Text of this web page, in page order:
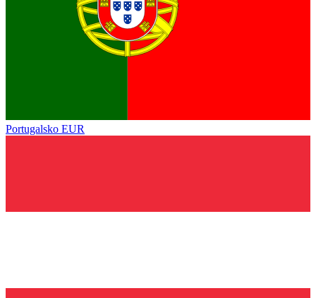
Portugalsko EUR